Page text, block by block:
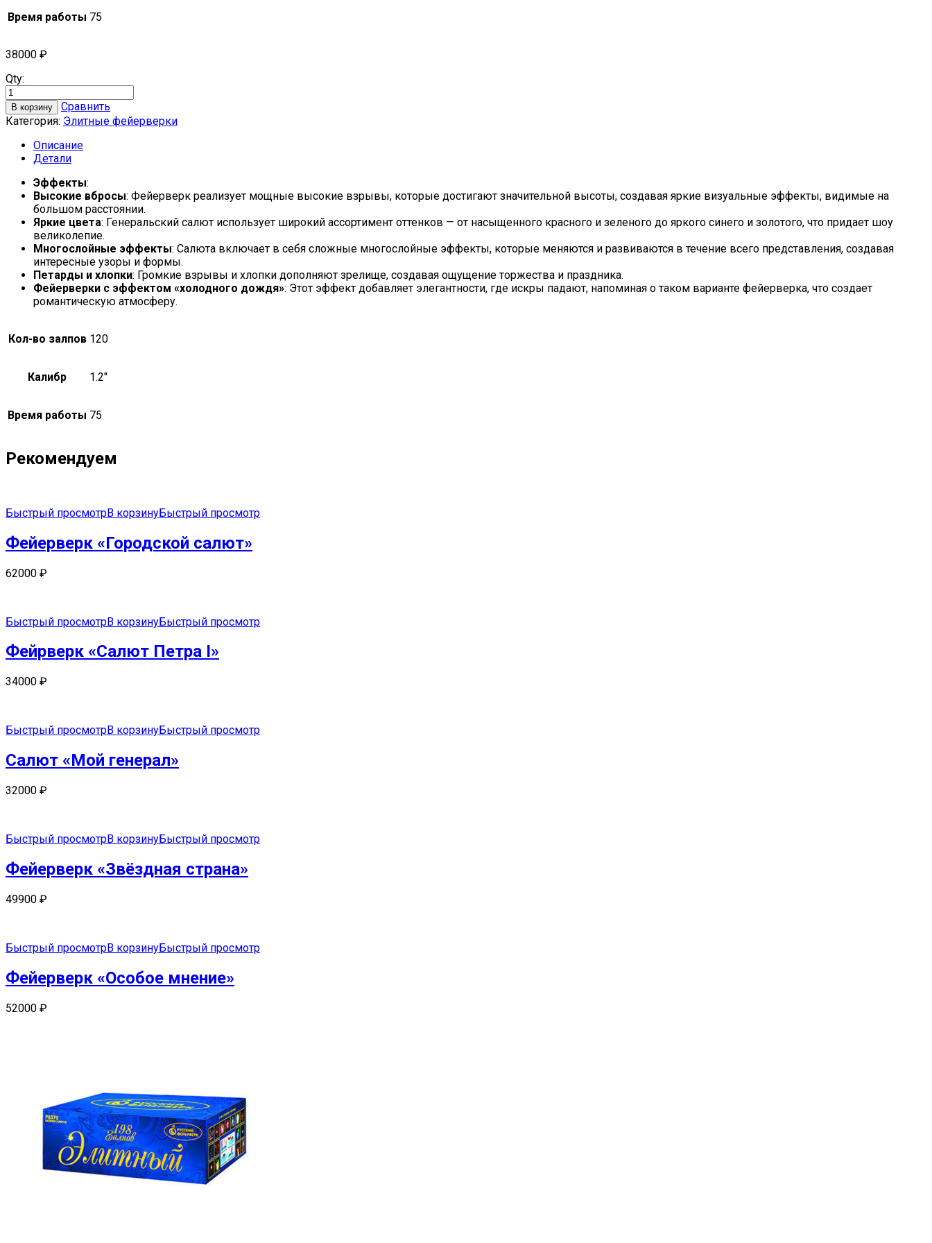
Время работы 75
38000 ₽
Qty:
В корзину
Сравнить
Категория: Элитные фейерверки
Описание
Детали
Эффекты:
Высокие вбросы: Фейерверк реализует мощные высокие взрывы, которые достигают значительной высоты, создавая яркие визуальные эффекты, видимые на
большом расстоянии.
Яркие цвета: Генеральский салют использует широкий ассортимент оттенков — от насыщенного красного и зеленого до яркого синего и золотого, что придает шоу
великолепие.
Многослойные эффекты: Салюта включает в себя сложные многослойные эффекты, которые меняются и развиваются в течение всего представления, создавая
интересные узоры и формы.
Петарды и хлопки: Громкие взрывы и хлопки дополняют зрелище, создавая ощущение торжества и праздника.
Фейерверки с эффектом «холодного дождя»: Этот эффект добавляет элегантности, где искры падают, напоминая о таком варианте фейерверка, что создает
романтическую атмосферу.
Кол-во залпов 120
Калибр 1.2"
Время работы 75
Рекомендуем
Быстрый просмотрВ корзинуБыстрый просмотр
Фейерверк «Городской салют»
62000 ₽
Быстрый просмотрВ корзинуБыстрый просмотр
Фейрверк «Салют Петра I»
34000 ₽
Быстрый просмотрВ корзинуБыстрый просмотр
Салют «Мой генерал»
32000 ₽
Быстрый просмотрВ корзинуБыстрый просмотр
Фейерверк «Звёздная страна»
49900 ₽
Быстрый просмотрВ корзинуБыстрый просмотр
Фейерверк «Особое мнение»
52000 ₽